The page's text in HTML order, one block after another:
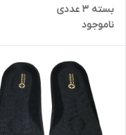
بسته 3 عددی
ناموجود